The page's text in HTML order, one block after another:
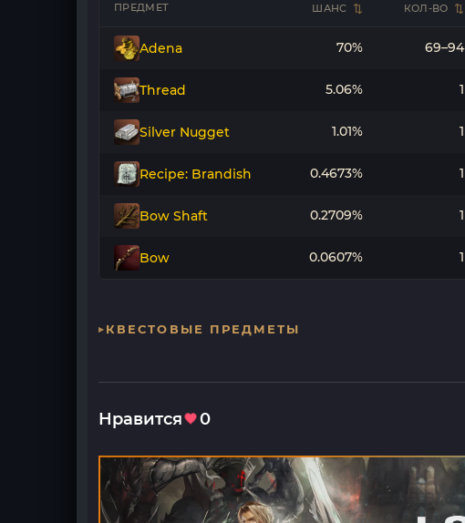
ПРЕДМЕТ ШАНС КОЛ-ВО
Adena 70% 69–94
Thread 5.06% 1
Silver Nugget 1.01% 1
Recipe: Brandish 0.4673% 1
Bow Shaft 0.2709% 1
Bow 0.0607% 1
КВЕСТОВЫЕ ПРЕДМЕТЫ
Нравится 0